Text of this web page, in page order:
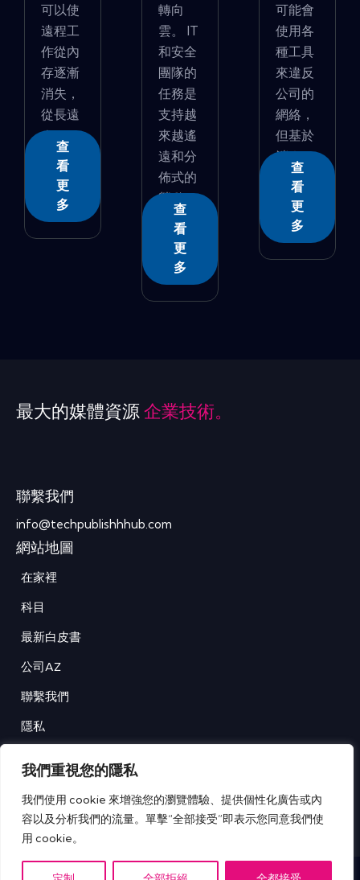
我們重視您的隱私
我們使用 cookie 來增強您的瀏覽體驗、提供個性化廣告或內
容以及分析我們的流量。單擊“全部接受”即表示您同意我們使
用 cookie。
可以使
遠程工
作從內
存逐漸
消失，
從長遠
�...
查
看
更
多
轉向
雲。 IT
和安全
團隊的
任務是
支持越
來越遙
遠和分
佈式的
勞動...
查
看
更
多
可能會
使用各
種工具
來違反
公司的
網絡，
但基於
消�...
查
看
更
多
最大的媒體資源 企業技術。
聯繫我們
info@techpublishhhub.com
網站地圖
在家裡
科目
最新白皮書
公司AZ
聯繫我們
隱私
IT Tech Publish Hub © 版權所有。